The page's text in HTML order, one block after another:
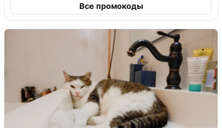
Все промокоды